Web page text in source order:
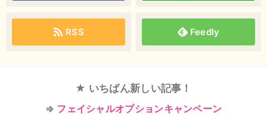
RSS Feedly
★ いちばん新しい記事！
⇒ フェイシャルオプションキャンペーン